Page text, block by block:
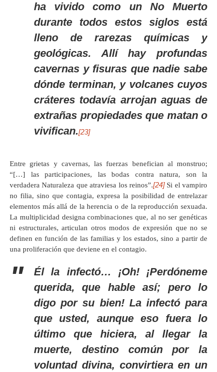
ha vivido como un No Muerto
durante todos estos siglos está
lleno de rarezas químicas y
geológicas. Allí hay profundas
cavernas y fisuras que nadie sabe
dónde terminan, y volcanes cuyos
cráteres todavía arrojan aguas de
extrañas propiedades que matan o
vivifican.[23]
Entre grietas y cavernas, las fuerzas benefician al monstruo;
“[…] las participaciones, las bodas contra natura, son la
verdadera Naturaleza que atraviesa los reinos”.[24]Si el vampiro
no filia, sino que contagia, expresa la posibilidad de entrelazar
elementos más allá de la herencia o de la reproducción sexuada.
La multiplicidad designa combinaciones que, al no ser genéticas
ni estructurales, articulan otros modos de expresión que no se
definen en función de las familias y los estados, sino a partir de
una proliferación que deviene en el contagio.
Él la infectó… ¡Oh! ¡Perdóneme
querida, que hable así; pero lo
digo por su bien! La infectó para
que usted, aunque eso fuera lo
último que hiciera, al llegar la
muerte, destino común por la
voluntad divina, convirtiera en un